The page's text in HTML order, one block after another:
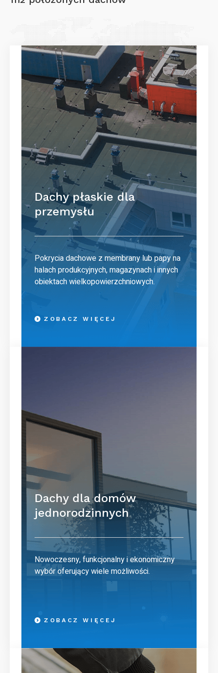
Dachy płaskie dla
przemysłu
Pokrycia dachowe z membrany lub papy na
halach produkcyjnych, magazynach i innych
obiektach wielkopowierzchniowych.
ZOBACZ WIĘCEJ
Dachy dla domów
jednorodzinnych
Nowoczesny, funkcjonalny i ekonomiczny
wybór oferujący wiele możliwości.
ZOBACZ WIĘCEJ